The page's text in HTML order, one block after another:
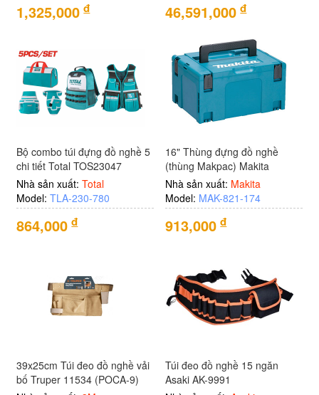
1,325,000 đ 46,591,000 đ
Bộ combo túi đựng đồ nghề 5
chi tiết Total TOS23047
Nhà sản xuất:Total
Model:TLA-230-780
864,000 đ
16" Thùng đựng đồ nghề
(thùng Makpac) Makita
821551-8
Nhà sản xuất: Makita
Model: MAK-821-174
913,000 đ
39x25cm Túi đeo đồ nghề vải
bố Truper 11534 (POCA-9)
Túi đeo đồ nghề 15 ngăn
Asaki AK-9991